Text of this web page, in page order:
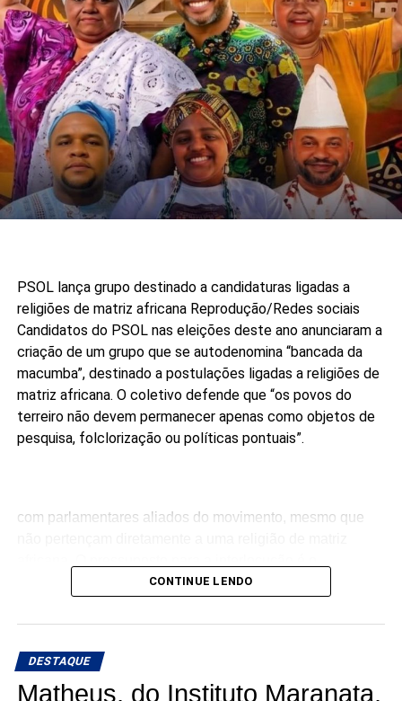
PSOL lança grupo destinado a candidaturas ligadas a
religiões de matriz africana Reprodução/Redes sociais
Candidatos do PSOL nas eleições deste ano anunciaram a
criação de um grupo que se autodenomina “bancada da
macumba”, destinado a postulações ligadas a religiões de
matriz africana. O coletivo defende que “os povos do
terreiro não devem permanecer apenas como objetos de
pesquisa, folclorização ou políticas pontuais”.
com parlamentares aliados do movimento, mesmo que
compromisso público com a agenda da articulação.
“Ninguém pode falar melhor por nós do que nós mesmos.
ocupando os parlamentos, continuaremos sendo
lembrados apenas em momentos pontuais”, dizem os
CONTINUE LENDO
DESTAQUE
Matheus, do Instituto Maranata,